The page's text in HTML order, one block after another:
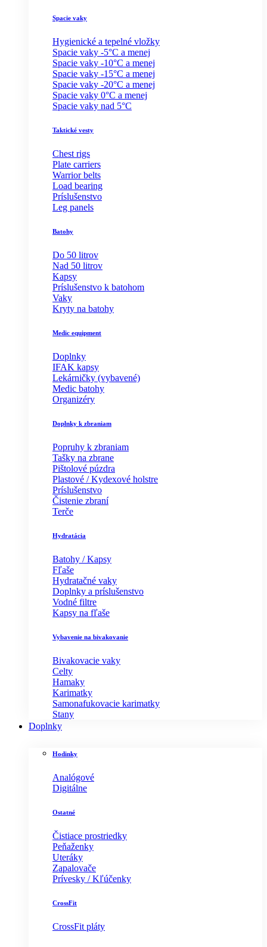
Spacie vaky
Hygienické a tepelné vložky
Spacie vaky -5°C a menej
Spacie vaky -10°C a menej
Spacie vaky -15°C a menej
Spacie vaky -20°C a menej
Spacie vaky 0°C a menej
Spacie vaky nad 5°C
Taktické vesty
Chest rigs
Plate carriers
Warrior belts
Load bearing
Príslušenstvo
Leg panels
Batohy
Do 50 litrov
Nad 50 litrov
Kapsy
Príslušenstvo k batohom
Vaky
Kryty na batohy
Medic equipment
Doplnky
IFAK kapsy
Lekárničky (vybavené)
Medic batohy
Organizéry
Doplnky k zbraniam
Popruhy k zbraniam
Tašky na zbrane
Pištolové púzdra
Plastové / Kydexové holstre
Príslušenstvo
Čistenie zbraní
Terče
Hydratácia
Batohy / Kapsy
Fľaše
Hydratačné vaky
Doplnky a príslušenstvo
Vodné filtre
Kapsy na fľaše
Vybavenie na bivakovanie
Bivakovacie vaky
Celty
Hamaky
Karimatky
Samonafukovacie karimatky
Stany
Doplnky
Hodinky
Analógové
Digitálne
Ostatné
Čistiace prostriedky
Peňaženky
Uteráky
Zapalovače
Prívesky / Kľúčenky
CrossFit
CrossFit pláty